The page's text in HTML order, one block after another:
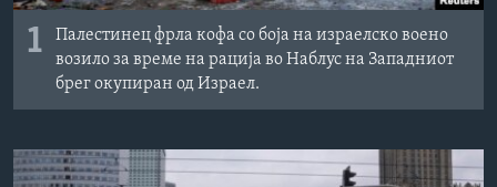
1
Палестинец фрла кофа со боја на израелско воено
возило за време на рација во Наблус на Западниот
брег окупиран од Израел.